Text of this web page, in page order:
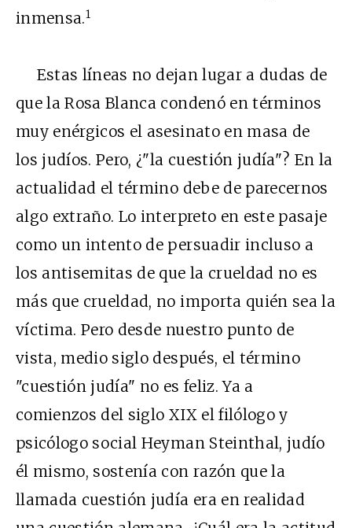
inmensa.1
Estas líneas no dejan lugar a dudas de
que la Rosa Blanca condenó en términos
muy enérgicos el asesinato en masa de
los judíos. Pero, ¿"la cuestión judía"? En la
actualidad el término debe de parecernos
algo extraño. Lo interpreto en este pasaje
como un intento de persuadir incluso a
los antisemitas de que la crueldad no es
más que crueldad, no importa quién sea la
víctima. Pero desde nuestro punto de
vista, medio siglo después, el término
"cuestión judía" no es feliz. Ya a
comienzos del siglo XIX el filólogo y
psicólogo social Heyman Steinthal, judío
él mismo, sostenía con razón que la
llamada cuestión judía era en realidad